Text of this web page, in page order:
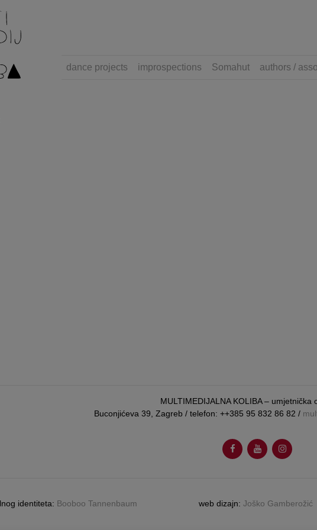
dance projects improspections Somahut authors /
MULTIMEDIJALNA KOLIBA – umjetnička
Buconjićeva 39, Zagreb / telefon: ++385 95 832 86 82 /
identiteta: Booboo Tannenbaum web dizajn:Joško Gamberožić